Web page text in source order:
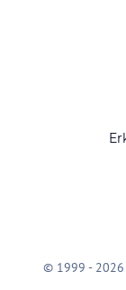
© 1999 - 2026